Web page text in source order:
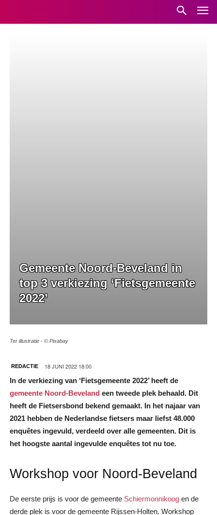
Gemeente Noord-Beveland in
top 3 verkiezing ‘Fietsgemeente
2022’
Ter illustratie - © Pixabay
REDACTIE 18 JUNI 2022 18:00
In de verkiezing van ‘Fietsgemeente 2022’ heeft de
gemeente Noord-Beveland een tweede plek behaald. Dit
heeft de Fietsersbond bekend gemaakt. In het najaar van
2021 hebben de Nederlandse fietsers maar liefst 48.000
enquêtes ingevuld, verdeeld over alle gemeenten. Dit is
het hoogste aantal ingevulde enquêtes tot nu toe.
Workshop voor Noord-Beveland
De eerste prijs is voor de gemeente Schiermonnikoog en de
derde plek is voor de gemeente Rijssen-Holten. Workshop